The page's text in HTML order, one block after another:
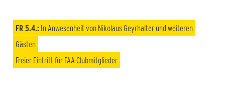
FR 5.4.:In Anwesenheit von Nikolaus Geyrhalter und weiteren
Gästen
Freier Eintritt fürFAA-Clubmitglieder